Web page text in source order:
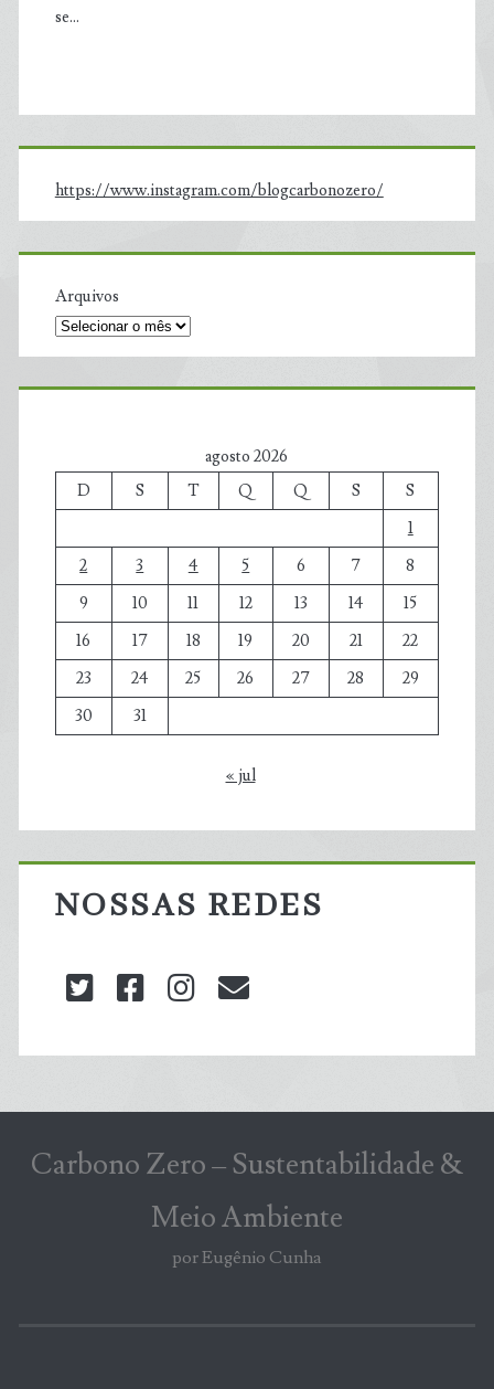
se…
https://www.instagram.com/blogcarbonozero/
Arquivos
agosto 2026
D
S T Q Q S
S
1
2
3 4 5 6 7
8
9
10 11 12 13 14
15
16
17 18 19 20 21
22
23
24 25 26 27 28
29
30
31
« jul
NOSSAS REDES
twitterfacebookinstagram
Carbono Zero – Sustentabilidade &
Meio Ambiente
por Eugênio Cunha